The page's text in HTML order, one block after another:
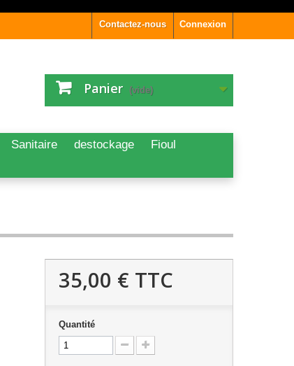
Connexion
Contactez-nous
Panier (vide)
Sanitaire destockage
Fioul
35,00 € TTC
Quantité